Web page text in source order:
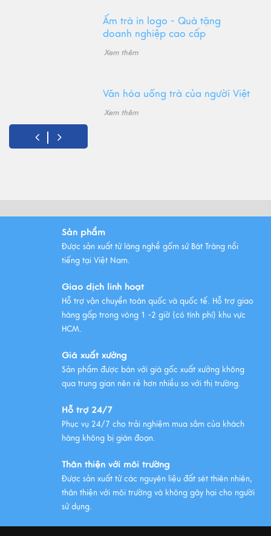
Ấm trà in logo - Quà tặng
doanh nghiệp cao cấp
Xem thêm
Văn hóa uống trà của người Việt
Xem thêm
Tràng được ưa chuộng nhất
Xem thêm
Sản phẩm
Được sản xuất từ làng nghề gốm sứ Bát Tràng nổi
tiếng tại Việt Nam.
Giao dịch linh hoạt
Hỗ trợ vận chuyển toàn quốc và quốc tế. Hỗ trợ giao
hàng gấp trong vòng 1 -2 giờ (có tính phí) khu vực
HCM.
Giá xuất xưởng
Sản phẩm được bán với giá gốc xuất xưởng không
qua trung gian nên rẻ hơn nhiều so với thị trường.
Hỗ trợ 24/7
Phục vụ 24/7 cho trải nghiệm mua sắm của khách
hàng không bị gián đoạn.
Thân thiện với môi trường
Được sản xuất từ các nguyên liệu đất sét thiên nhiên,
thân thiện với môi trường và không gây hại cho người
sử dụng.